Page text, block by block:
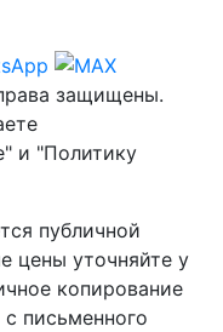
защищены.
и "Политику
публичной
цены уточняйте у
копирование
письменного